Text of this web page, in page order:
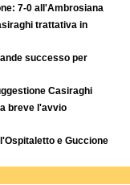
7-0 all'Ambrosiana
trattativa in
successo per
Casiraghi
breve l'avvio
e Guccione